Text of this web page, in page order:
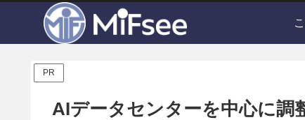
PR
AIデータセンターを中心に調